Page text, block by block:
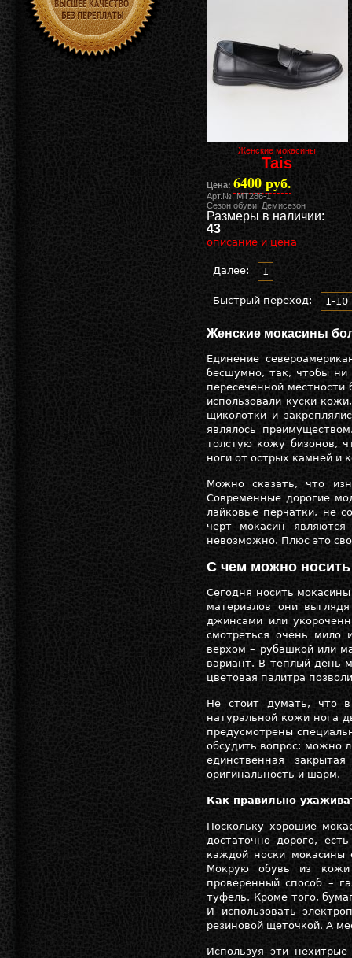
Женские мокасины
Tais
Цена: 6400 руб.
Арт.№: MT286-1
Сезон обуви: Демисезон
Размеры в наличии:
43
описание и цена
Далее: 1
Быстрый переход: 1-10
Женские мокасины
Единение
бесшумно, так, чтобы ни
пересеченной
использовали куски
щиколотки и
являлось
толстую кожу бизонов,
ноги от острых камней и
Можно сказать, что
Современные дорогие
лайковые перчатки, не
черт мокасин
невозможно. Плюс это
С чем можно
Сегодня носить
материалов они
джинсами или
смотреться очень мило
верхом – рубашкой или
вариант. В теплый день
цветовая палитра
Не стоит думать, что
натуральной кожи нога
предусмотрены
обсудить вопрос: можно
единственная
оригинальность и шарм.
Как правильно
Поскольку хорошие
достаточно дорого,
каждой носки мокасины
Мокрую обувь из кожи
проверенный способ –
туфель. Кроме того,
И использовать
резиновой щеточкой. А
Используя эти